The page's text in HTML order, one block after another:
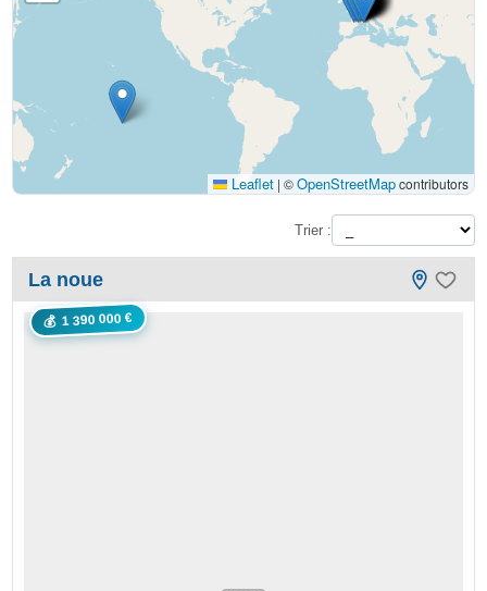
Leaflet | ©OpenStreetMapcontributors
Trier :
💰 1 390 000 €
La noue